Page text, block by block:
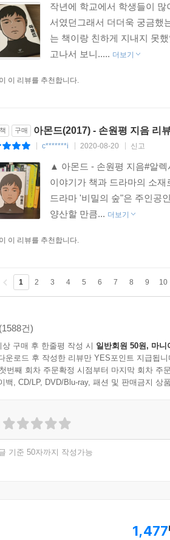
작년에 학교에서 학생들이
서였던그래서 더더욱 궁금했
는 책이랑 친하게 지내지 못
고나서 보니..... 더보기
이 이 리뷰를 추천합니다.
구매 아몬드(2017) - 손원평 지음 리
c*******i 2020-08-20 신고
▲ 아몬드 - 손원평 지음#알
이야기가 책과 드라마의 소
드라마 '비밀의 숲"은 주인공
양산할 만큼... 더보기
이 이 리뷰를 추천합니다.
1 2 3 4 5 6 7 8 9 10
(1588건)
상 구매 후 한줄평 작성 시 일반회원 50원, 마니
운로드 후 작성한 리뷰만 YES포인트 지급됩니
번째 회차 주문확정 시점부터 마지막 회차 주
백, CD/LP, DVD/Blu-ray, 패션 및 판매금지 상
기준 50자까지 작성가능
1,477